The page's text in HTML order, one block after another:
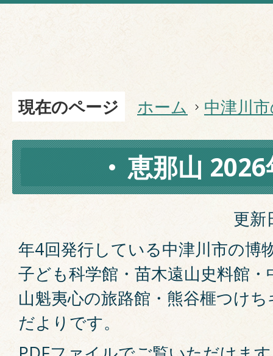
現在のページ ホーム 中津川
恵那山
更新
年4回発行している中津川市の博
子ども科学館・苗木遠山史料館
山魁夷心の旅路館・熊谷榧つけ
だよりです。